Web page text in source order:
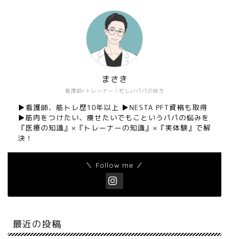
看護師×トレーナー！忙しいパパの味方
まさき
▶︎看護師、筋トレ歴10年以上 ▶︎NESTA PFT資格も取得
▶︎筋肉をつけたい、痩せたいでもこというパパの悩みを
『医療の知識』×『トレーナーの知識』×『実体験』で解
決！
＼ Follow me ／
最近の投稿